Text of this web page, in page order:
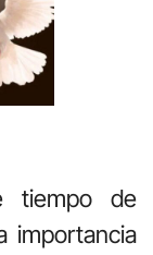
tiempo de
importancia